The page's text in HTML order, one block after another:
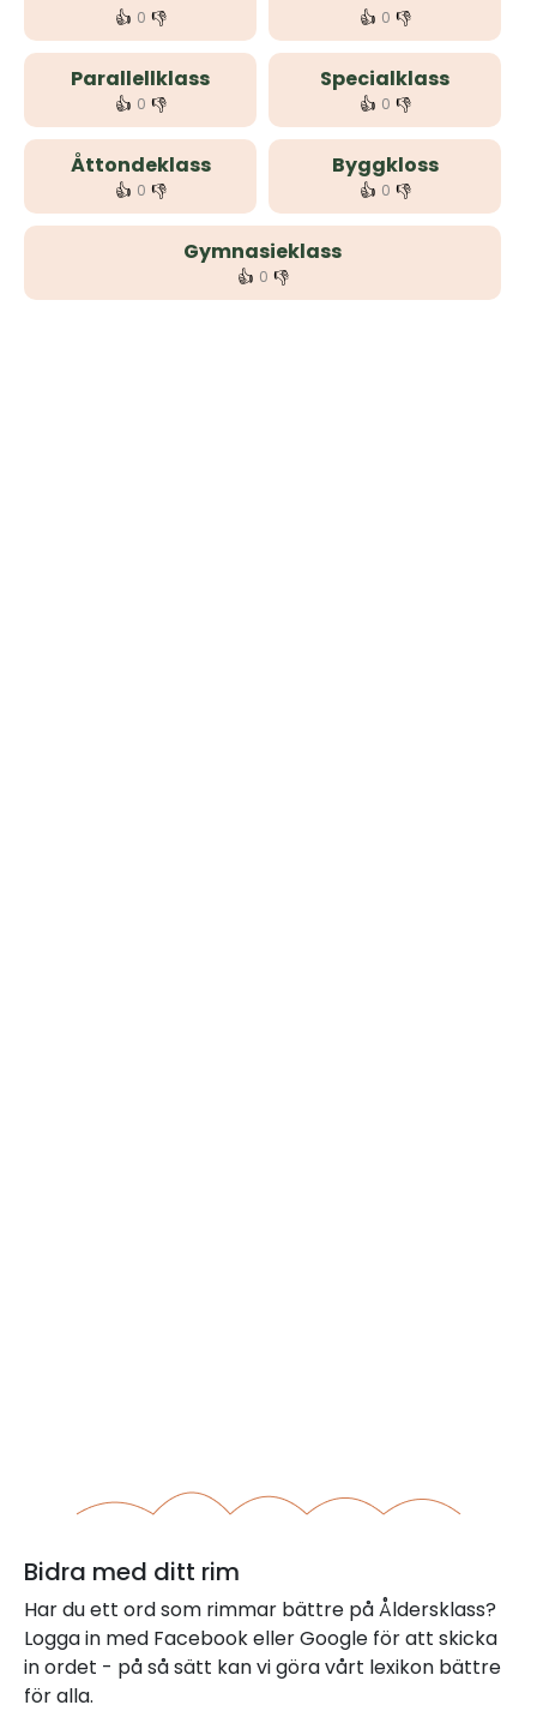
👍 0 👎 👍 0 👎
Parallellklass
👍 0 👎
Specialklass
👍 0 👎
Åttondeklass
👍 0 👎
Byggkloss
👍 0 👎
Gymnasieklass
👍 0 👎
Bidra med ditt rim
Har du ett ord som rimmar bättre på Åldersklass?
Logga in med Facebook eller Google för att skicka
in ordet - på så sätt kan vi göra vårt lexikon bättre
för alla.